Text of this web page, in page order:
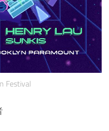
Festival